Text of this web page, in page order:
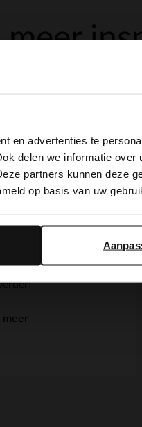
en advertenties te
delen we informatie
partners kunnen deze
op basis van uw
2017
naar
dag
bruid Iris vertelt
haar schoenen,
Benieuwd?
meer
looks like your language